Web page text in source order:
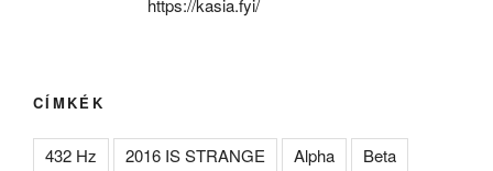
https://kasia.fyi/
CÍMKÉK
432 Hz 2016 IS STRANGE Alpha
Beta